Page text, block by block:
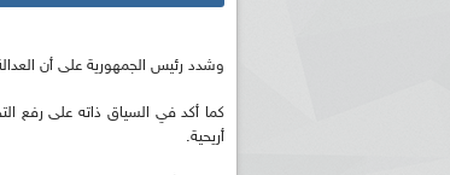
وشدد رئيس الجمهورية على أن
كما أكد في السياق ذاته على رفع
أريحية.